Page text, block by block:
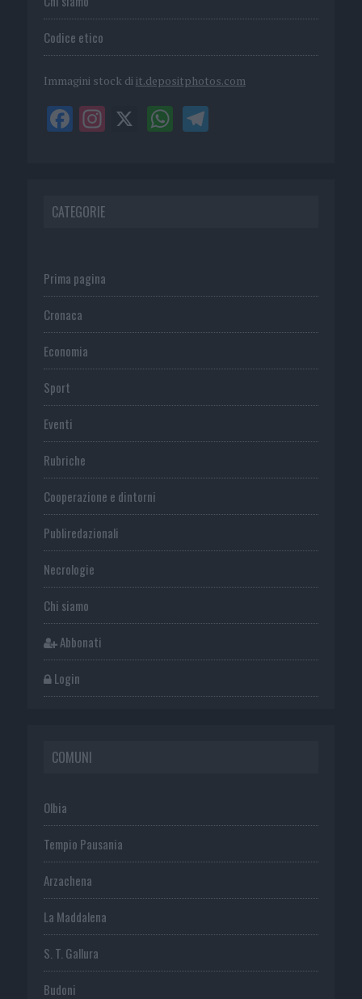
Codice etico
Immagini stock di it.depositphotos.com
CATEGORIE
Prima pagina
Cronaca
Economia
Sport
Eventi
Rubriche
Cooperazione e dintorni
Publiredazionali
Necrologie
Chi siamo
Abbonati
Login
COMUNI
Olbia
Tempio Pausania
Arzachena
La Maddalena
S. T. Gallura
Budoni